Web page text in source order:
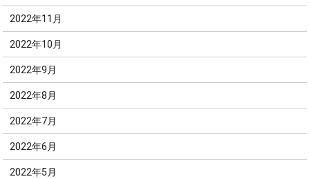
2022年11月
2022年10月
2022年9月
2022年8月
2022年7月
2022年6月
2022年5月